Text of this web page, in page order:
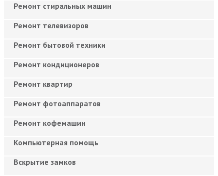
Ремонт стиральных машин
Ремонт телевизоров
Ремонт бытовой техники
Ремонт кондиционеров
Ремонт квартир
Ремонт фотоаппаратов
Ремонт кофемашин
Компьютерная помощь
Вскрытие замков